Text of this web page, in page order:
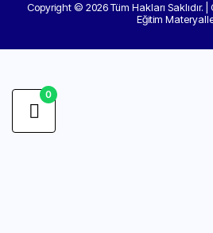
Copyright © 2026 Tüm Hakları Saklıdır.
Eğitim
0